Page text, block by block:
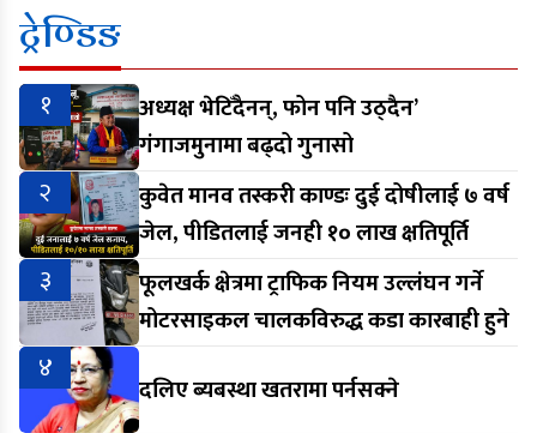
ट्रेण्डिङ
१
अध्यक्ष भेटिँदैनन्, फोन पनि उठ्दैन’
गंगाजमुनामा बढ्दो गुनासो
२
कुवेत मानव तस्करी काण्डः दुई दोषीलाई ७ वर्ष
जेल, पीडितलाई जनही १० लाख क्षतिपूर्ति
३
फूलखर्क क्षेत्रमा ट्राफिक नियम उल्लंघन गर्ने
मोटरसाइकल चालकविरुद्ध कडा कारबाही हुने
४
दलिए ब्यबस्था खतरामा पर्नसक्ने